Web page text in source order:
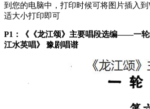
到您的电脑中，打印时候可将图片插入
适大小打印即可
P1：《《龙江颂》主要唱段选编——一
江水英唱》 豫剧唱谱